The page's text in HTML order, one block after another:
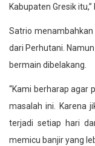
Kabupaten Gresik
Satrio
dari Perhutani.
bermain dibelakang.
“Kami berharap agar
masalah ini. Karena
terjadi setiap hari
memicu banjir yang